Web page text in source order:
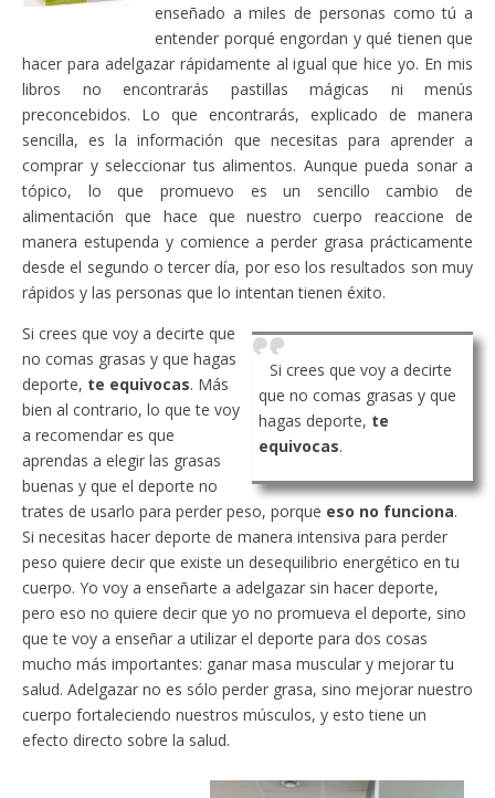
enseñado a miles de personas como tú a
entender porqué engordan y qué tienen que
hacer para adelgazar rápidamente al igual que hice yo. En mis
libros no encontrarás pastillas mágicas ni menús
preconcebidos. Lo que encontrarás, explicado de manera
sencilla, es la información que necesitas para aprender a
comprar y seleccionar tus alimentos. Aunque pueda sonar a
tópico, lo que promuevo es un sencillo cambio de
alimentación que hace que nuestro cuerpo reaccione de
manera estupenda y comience a perder grasa prácticamente
desde el segundo o tercer día, por eso los resultados son muy
rápidos y las personas que lo intentan tienen éxito.
Si crees que voy a decirte
que no comas grasas y que
hagas deporte, te
equivocas.
Si crees que voy a decirte que
no comas grasas y que hagas
deporte, te equivocas. Más
bien al contrario, lo que te voy
a recomendar es que
aprendas a elegir las grasas
buenas y que el deporte no
trates de usarlo para perder peso, porque eso no funciona.
Si necesitas hacer deporte de manera intensiva para perder
peso quiere decir que existe un desequilibrio energético en tu
cuerpo. Yo voy a enseñarte a adelgazar sin hacer deporte,
pero eso no quiere decir que yo no promueva el deporte, sino
que te voy a enseñar a utilizar el deporte para dos cosas
mucho más importantes: ganar masa muscular y mejorar tu
salud. Adelgazar no es sólo perder grasa, sino mejorar nuestro
cuerpo fortaleciendo nuestros músculos, y esto tiene un
efecto directo sobre la salud.